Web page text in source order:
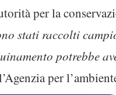
per la
stati raccolti
potrebbe
per